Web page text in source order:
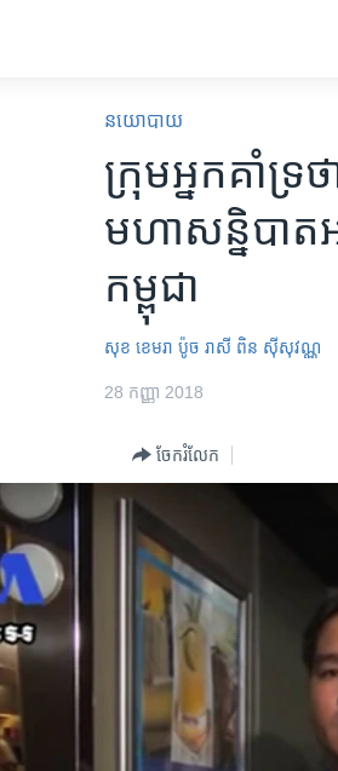
នយោបាយ
ក្រុម​អ្នក​គាំទ្
មហាសន្និបា
កម្ពុជា
សុខ ខេមរា ប៉ូច រាសី ពិន ស៊ីសុវណ្ណ
28 កញ្ញា 2018
ចែករំលែក